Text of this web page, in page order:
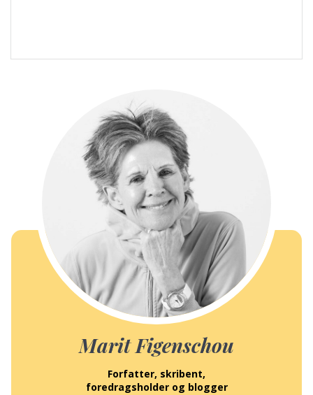
Marit Figenschou
Forfatter, skribent,
foredragsholder og blogger